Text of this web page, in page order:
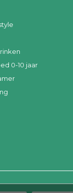
0-10 jaar